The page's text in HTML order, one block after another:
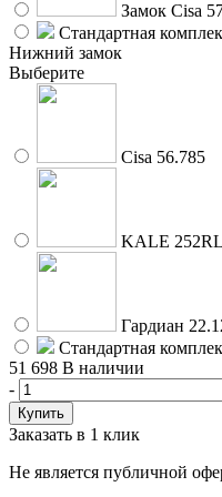
Замок Cisa
Стандартная
Нижний замок
Выберите
Cisa 56.785
KALE 252RL
Гардиан
Стандартная
51 698 В наличии
-
Заказать в 1 клик
Не является публичной